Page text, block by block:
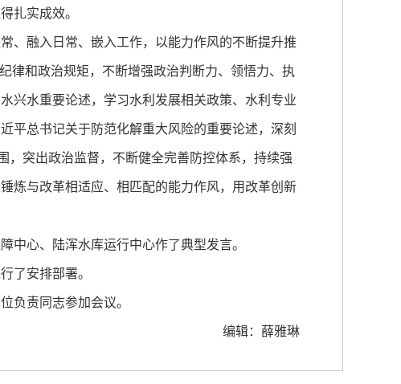
扎实成效。
融入日常、嵌入工作，以能力作风的不断提升推
律和政治规矩，不断增强政治判断力、领悟力、执
兴水重要论述，学习水利发展相关政策、水利专业
平总书记关于防范化解重大风险的重要论述，深刻
，突出政治监督，不断健全完善防控体系，持续强
炼与改革相适应、相匹配的能力作风，用改革创新
心、陆浑水库运行中心作了典型发言。
了安排部署。
责同志参加会议。
编辑：薛雅琳